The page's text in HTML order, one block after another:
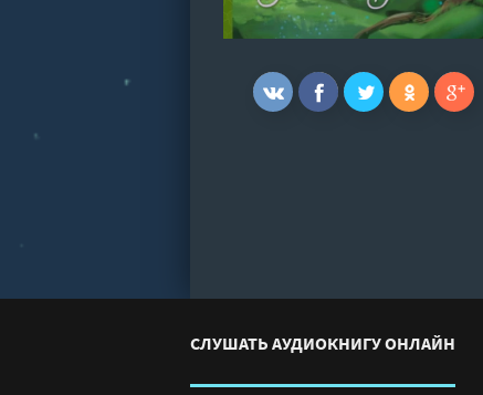
СЛУШАТЬ АУДИОКНИГУ ОНЛАЙН